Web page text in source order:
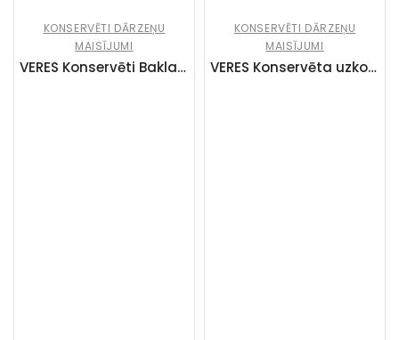
KONSERVĒTI DĀRZEŅU
MAISĪJUMI
VERES Konservēti Baklažāni adžikā (12x440g)
KONSERVĒTI DĀRZEŅU
MAISĪJUMI
VERES Konservēta uzkoda “Sautēti kāposti ar sēnēm” (12x500g)